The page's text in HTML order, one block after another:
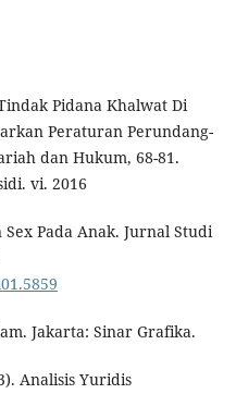
Pidana Khalwat Di
Peraturan Perundang-
dan Hukum, 68-81.
vi. 2016
Pada Anak. Jurnal Studi
Jakarta: Sinar Grafika.
Analisis Yuridis